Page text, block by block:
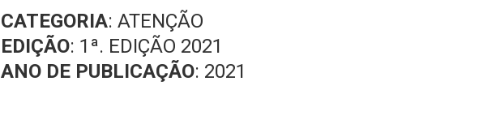
CATEGORIA: ATENÇÃO
EDIÇÃO: 1ª. EDIÇÃO 2021
ANO DE PUBLICAÇÃO: 2021